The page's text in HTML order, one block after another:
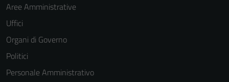
Aree Amministrative
Uffici
Organi di Governo
Politici
Personale Amministrativo